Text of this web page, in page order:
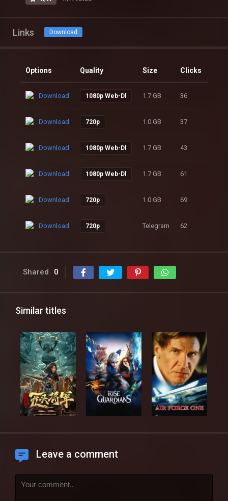
Links Download
Options Quality Size Clicks
Download 1080p Web-Dl 1.7 GB 36
Download 720p 1.0 GB 37
Download 1080p Web-Dl 1.7 GB 43
Download 1080p Web-Dl 1.7 GB 61
Download 720p 1.0 GB 69
Download 720p Telegram 62
Shared 0
Similar titles
Leave a comment